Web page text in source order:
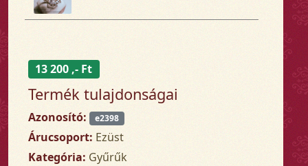
13 200 ,- Ft
Termék tulajdonságai
Azonosító: e2398
Árucsoport: Ezüst
Kategória: Gyűrűk